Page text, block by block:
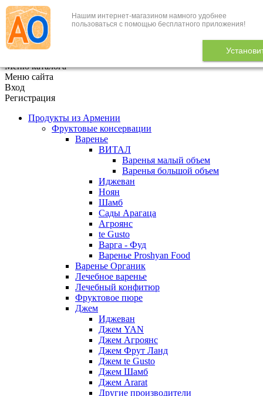
Нашим интернет-магазином намного удобнее
пользоваться с помощью бесплатного приложения!
+7 (495) 646-888-1
В корзине 0
Меню каталога
Меню сайта
Вход
Регистрация
Продукты из Армении
Фруктовые консервации
Варенье
ВИТАЛ
Варенья малый объем
Варенья большой объем
Иджеван
Ноян
Шамб
Сады Арагаца
Агроянс
te Gusto
Варга - Фуд
Варенье Proshyan Food
Варенье Органик
Лечебное варенье
Лечебный конфитюр
Фруктовое пюре
Джем
Иджеван
Джем YAN
Джем Агроянс
Джем Фрут Ланд
Джем te Gusto
Джем Шамб
Джем Ararat
Другие производители